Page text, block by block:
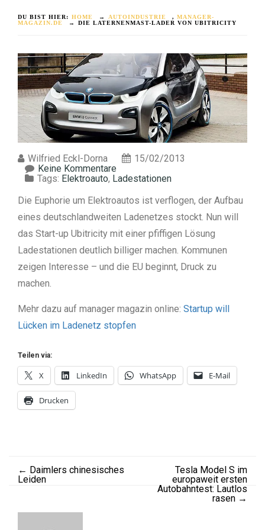
DU BIST HIER: HOME → AUTOINDUSTRIE , MANAGER-
MAGAZIN.DE
→ DIE LATERNENMAST-LADER VON UBITRICITY
Wilfried Eckl-Dorna
15/02/2013
Keine Kommentare
Tags: Elektroauto, Ladestationen
Die Euphorie um Elektroautos ist verflogen, der Aufbau
eines deutschlandweiten Ladenetzes stockt. Nun will
das Start-up Ubitricity mit einer pfiffigen Lösung
Ladestationen deutlich billiger machen. Kommunen
zeigen Interesse – und die EU beginnt, Druck zu
machen.
Mehr dazu auf manager magazin online: Startup will
Lücken im Ladenetz stopfen
Teilen via:
X LinkedIn WhatsApp E-Mail
Drucken
← Daimlers chinesisches
Leiden
Tesla Model S im
europaweit ersten
Autobahntest: Lautlos
rasen →